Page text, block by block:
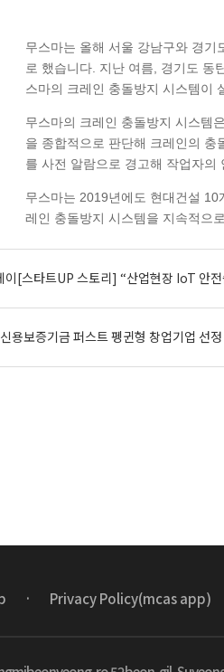
무스마는 올해 서울 강남구와 경기
로 했습니다. 지난 여름, 경기도 동
스마의 크레인 충돌방지 시스템이
무스마의 크레인 충돌방지 시스템
을 종합적으로 판단해 크레인의 충
를 사전 알람으로 경고해 작업자의
무스마는 2019년에도 현대건설
레인 충돌방지 시스템을 지속적으
이[스타트UP 스토리] “산업현장 IoT 안
용보증기금 퍼스트 펭귄형 창업기업 선정
· Privacy Policy(mcas app)